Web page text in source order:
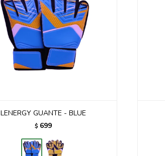
LENERGY GUANTE - BLUE
$ 699